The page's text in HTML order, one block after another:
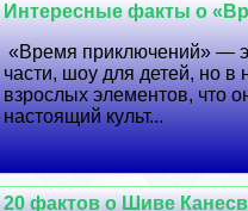
Интересные факты о
«Время приключений» —
части, шоу для детей, но в
взрослых элементов, что
настоящий культ...
20 фактов о Шиве